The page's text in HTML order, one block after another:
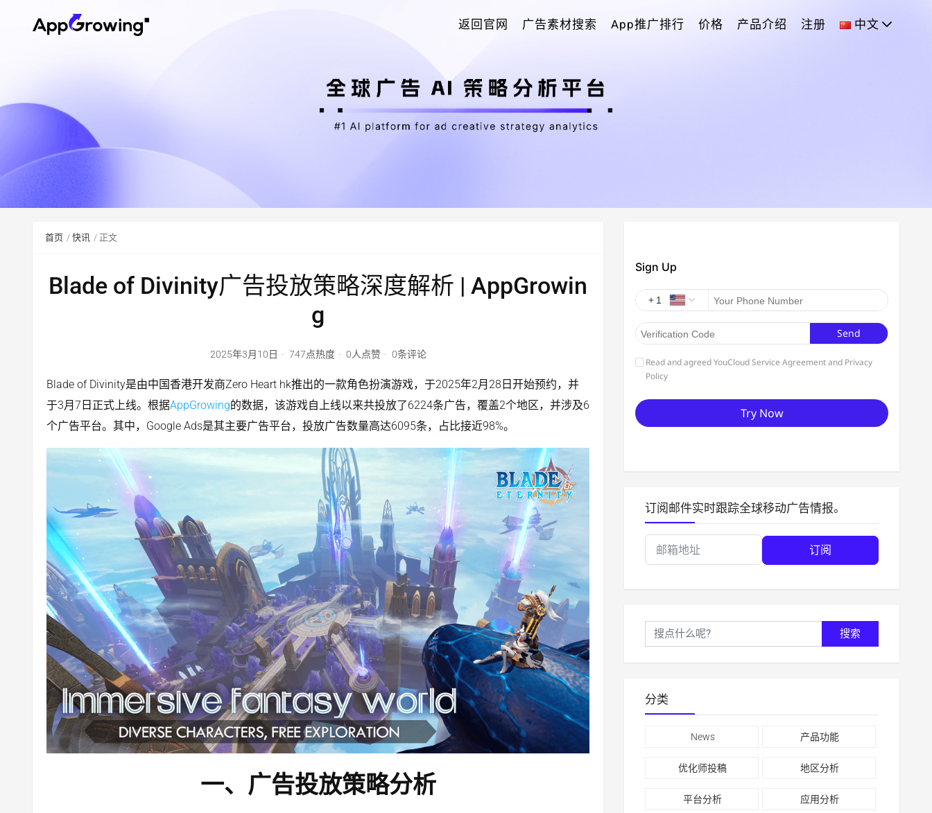
返回官网 广告素材搜索 App推广排行 价格 产品介绍 注册 中文
首页 快讯 正文
Blade of Divinity广告投放策略深度解析 | AppGrowin
g
2025年3月10日 747点热度 0人点赞 0条评论
Blade of Divinity是由中国香港开发商Zero Heart hk推出的一款角色扮演游戏，于2025年2月28日开始预约，并
于3月7日正式上线。根据AppGrowing的数据，该游戏自上线以来共投放了6224条广告，覆盖2个地区，并涉及6
个广告平台。其中，Google Ads是其主要广告平台，投放广告数量高达6095条，占比接近98%。
一、广告投放策略分析
订阅邮件实时跟踪全球移动广告情报。
订阅
搜索
分类
News 产品功能
优化师投稿 地区分析
平台分析 应用分析